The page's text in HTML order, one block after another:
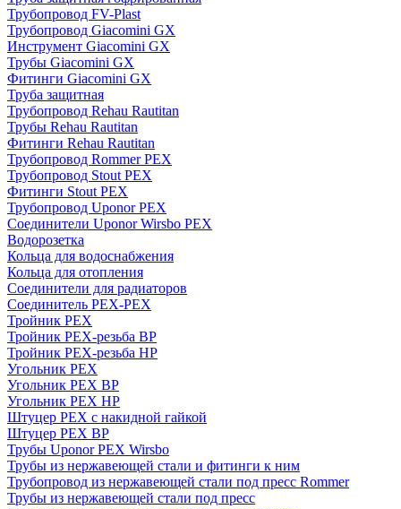
Трубопровод FV-Plast
Трубопровод Giacomini GX
Инструмент Giacomini GX
Трубы Giacomini GX
Фитинги Giacomini GX
Труба защитная
Трубопровод Rehau Rautitan
Трубы Rehau Rautitan
Фитинги Rehau Rautitan
Трубопровод Rommer PEX
Трубопровод Stout PEX
Фитинги Stout PEX
Трубопровод Uponor PEX
Соединители Uponor Wirsbo PEX
Водорозетка
Кольца для водоснабжения
Кольца для отопления
Соединители для радиаторов
Соединитель PEX-PEX
Тройник PEX
Тройник PEX-резьба ВР
Тройник PEX-резьба НР
Угольник PEX
Угольник PEX ВР
Угольник PEX НР
Штуцер PEX c накидной гайкой
Штуцер PEX ВР
Трубы Uponor PEX Wirsbo
Трубы из нержавеющей стали и фитинги к ним
Трубопровод из нержавеющей стали под пресс Rommer
Трубы из нержавеющей стали под пресс